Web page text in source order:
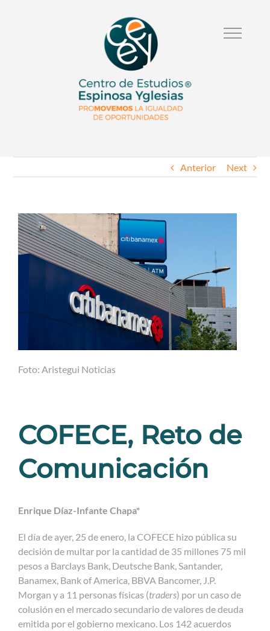
Anterior Next
Foto: Aristegui Noticias
COFECE, Reto de
Comunicación
Enrique Díaz-Infante Chapa*
El día de ayer, 25 de enero, la COFECE hizo pública su
decisión de multar por la cantidad de 35 millones 75 mil
pesos a Barclays Bank, Deutsche Bank, Santander,
Banamex, Bank of America, BBVA Bancomer, J.P.
Morgan y a 11 personas físicas (traders) por un caso de
colusión en el mercado secundario de valores de deuda
emitida por el gobierno mexicano. Los 142 acuerdos